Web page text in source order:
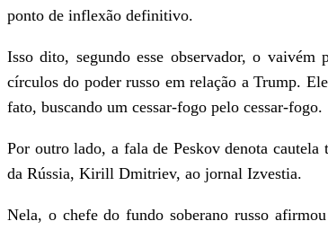
ponto de inflexão definitivo.
Isso dito, segundo esse observador, o
círculos do poder russo em relação a Trump.
fato, buscando um cessar-fogo pelo cessar-fogo.
Por outro lado, a fala de Peskov denota
da Rússia, Kirill Dmitriev, ao jornal Izvestia.
Nela, o chefe do fundo soberano russo